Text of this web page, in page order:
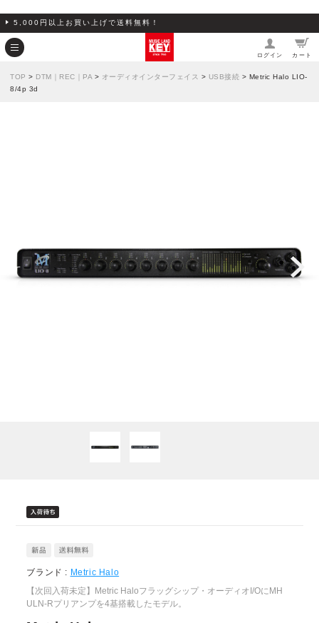
5,000円以上お買い上げで送料無料！
ログイン カート
TOP > DTM｜REC｜PA > オーディオインターフェイス > USB接続 > Metric Halo LIO-
8/4p 3d
ブランド : Metric Halo
【次回入荷未定】Metric Haloフラッグシップ・オーディオI/OにMH
ULN-Rプリアンプを4基搭載したモデル。